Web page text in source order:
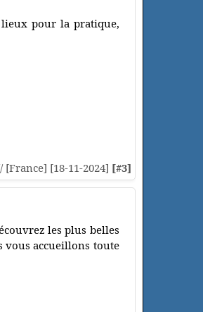
pour la pratique,
[France] [18-11-2024] [#3]
les plus belles
vous accueillons toute